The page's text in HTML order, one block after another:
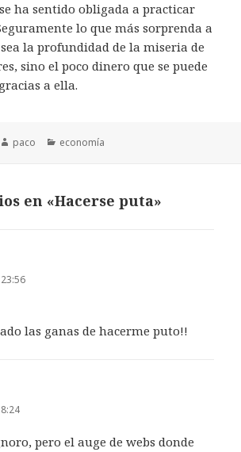
ha sentido obligada a practicar
lo que más sorprenda a
la profundidad de la miseria de
sino el poco dinero que se puede
a ella.
Autor
paco Categorías
economía
en «Hacerse puta»
las ganas de hacerme puto!!
pero el auge de webs donde